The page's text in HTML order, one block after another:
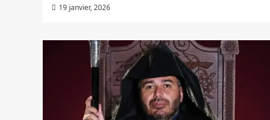
19 janvier, 2026